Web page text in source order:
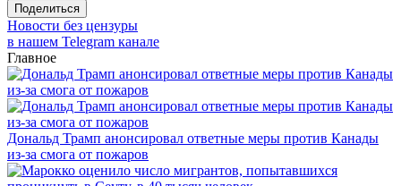
Поделиться
Новости без цензуры
в нашем Telegram канале
Главное
Дональд Трамп анонсировал ответные меры против Канады
из-за смога от пожаров